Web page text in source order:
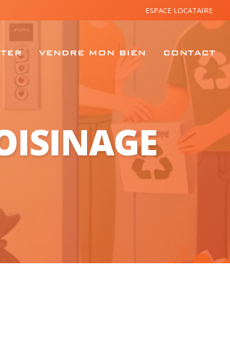
ESPACE LOCATAIRE
VENDRE MON BIEN CONTACT